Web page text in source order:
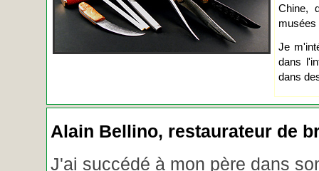
Chine,
musées
Je
dans
dans
Alain Bellino, restaurateur de
J'ai succédé à mon père dans